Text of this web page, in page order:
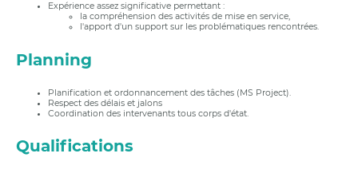
Expérience assez significative permettant :
la compréhension des activités de mise en service,
l'apport d'un support sur les problématiques rencontrées.
Planning
Planification et ordonnancement des tâches (MS Project).
Respect des délais et jalons
Coordination des intervenants tous corps d'état.
Qualifications